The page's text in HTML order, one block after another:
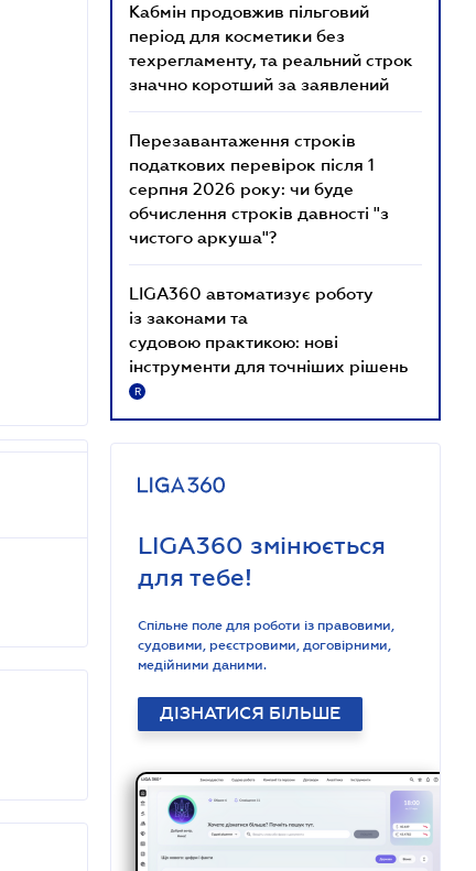
Кабмін продовжив пільговий
період для косметики без
техрегламенту, та реальний строк
значно коротший за заявлений
Перезавантаження строків
податкових перевірок після 1
серпня 2026 року: чи буде
обчислення строків давності "з
чистого аркуша"?
LIGA360 автоматизує роботу
із законами та
судовою практикою: нові
інструменти для точніших рішень
R
LIGA360 змінюється
для тебе!
Спільне поле для роботи із правовими,
судовими, реєстровими, договірними,
медійними даними.
ДІЗНАТИСЯ БІЛЬШЕ